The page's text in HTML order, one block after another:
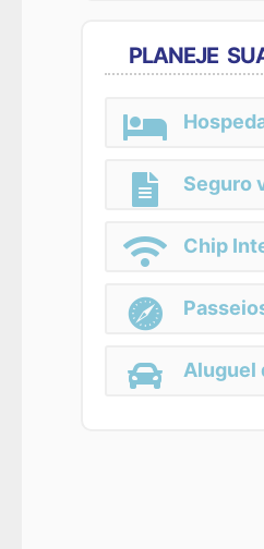
PLANEJE
Seguro
Chip
Aluguel